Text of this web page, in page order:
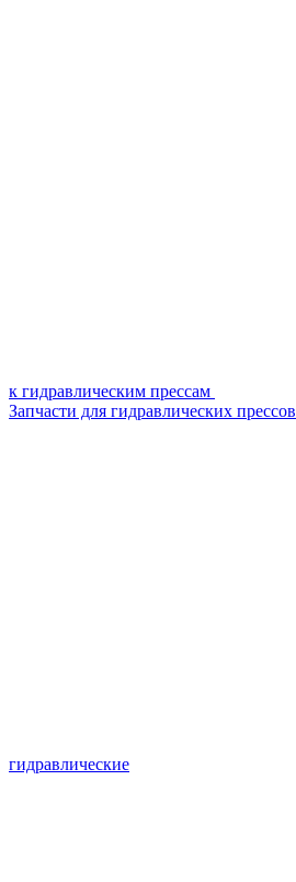
к гидравлическим прессам
Запчасти для гидравлических прессов
гидравлические